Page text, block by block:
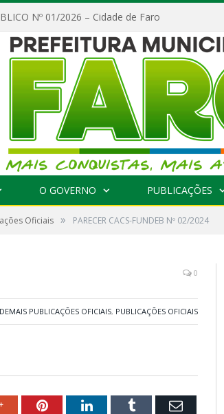
Nº 01/2026 – Cidade de Faro
O GOVERNO PUBLICAÇÕES
Oficiais » PARECER CACS-FUNDEB Nº 02/2024
0
DEMAIS PUBLICAÇÕES OFICIAIS, PUBLICAÇÕES OFICIAIS
Google+PinterestLinkedInTumblr Email